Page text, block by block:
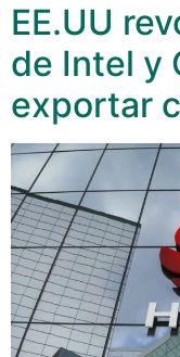
EE.UU
de Intel y
exportar